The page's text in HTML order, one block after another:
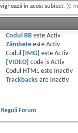
în acest subiect. (0
Codul BBeste Activ
Zâmbeteeste Activ
Codul
[IMG] este Activ
[VIDEO] code is Activ
Codul HTML este
Inactiv
Trackbacksare
Inactiv
Reguli Forum